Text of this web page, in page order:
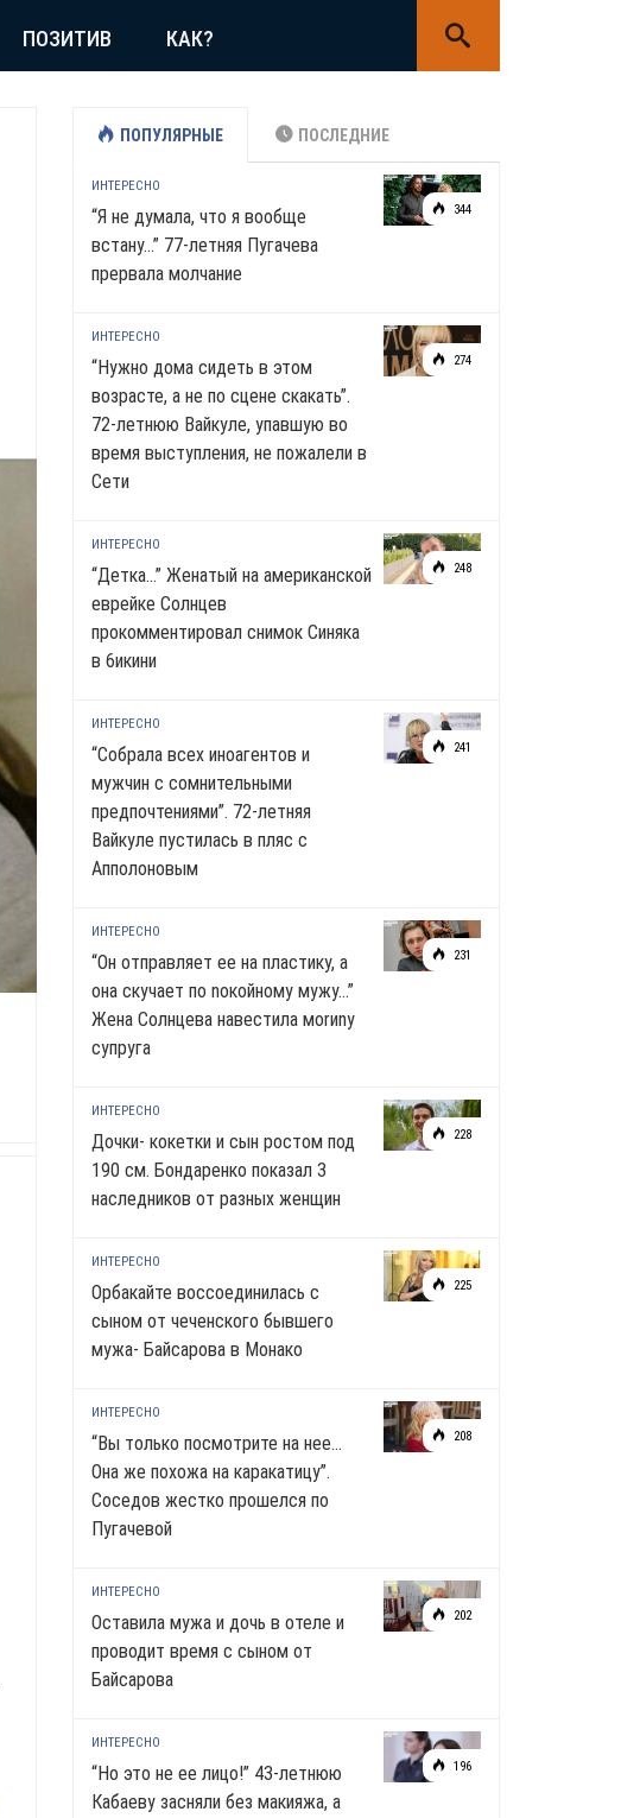
ПОЗИТИВ КАК?
ПОПУЛЯРНЫЕ ПОСЛЕДНИЕ
344
ИНТЕРЕСНО
“Я не думала, что я вообще
встану…” 77-летняя Пугачева
прервала молчание
274
ИНТЕРЕСНО
“Нужно дома сидеть в этом
возрасте, а не по сцене скакать”.
72-летнюю Вайкуле, упавшую во
время выступления, не пожалели в
Сети
248
ИНТЕРЕСНО
“Детка…” Женатый на американской
еврейке Солнцев
прокомментировал снимок Синяка
в 6икини
241
ИНТЕРЕСНО
“Собрала всех иноагентов и
мужчин с сомнительными
предпочтениями”. 72-летняя
Вайкуле пустилась в пляс с
Апполоновым
231
ИНТЕРЕСНО
“Он отправляет ее на пластику, а
она скучает по noкoйномy мужу…”
Жена Солнцева навестила моrиnу
супруга
228
ИНТЕРЕСНО
Дочки- кокетки и сын ростом под
190 см. Бондаренко показал 3
наследников от разных женщин
225
ИНТЕРЕСНО
Орбакайте воссоединилась с
сыном от чеченского бывшего
мужа- Байсарова в Монако
208
ИНТЕРЕСНО
“Вы только посмотрите на нее…
Она же похожа на каракатицу”.
Соседов жестко прошелся по
Пугачевой
202
ИНТЕРЕСНО
Оставила мужа и дочь в отеле и
проводит время с сыном от
Байсарова
196
ИНТЕРЕСНО
“Но это не ее лицо!” 43-летнюю
Кабаеву засняли без макияжа, а